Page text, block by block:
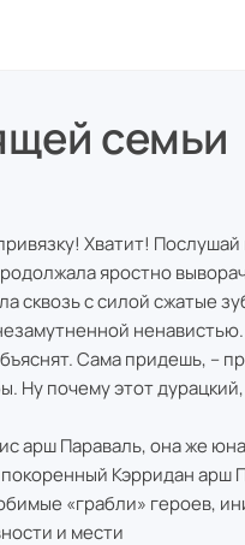
семьи
Хватит!
яростно
сквозь с силой сжатые
Сама придешь, –
Ну почему этот
арш Параваль, она же
Кэрридан арш
«грабли» героев,
и мести